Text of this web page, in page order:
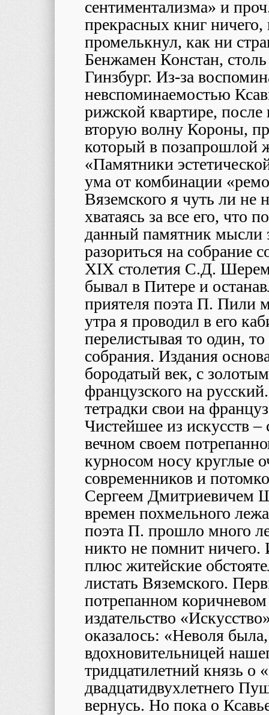
сентиментализма» и
прекрасных книг
промелькнул, как ни
Бенжамен Констан,
Гинзбург. Из-за
невспоминаемостью
рижской квартире,
вторую волну Короны,
который в позапрошлой
«Памятники
ума от комбинации
Вяземского я чуть ли не
хватаясь за все его, что
данный памятник мысли
разориться на собрание
XIX столетия С.Д.
бывал в Питере и
приятеля поэта П. Пили
утра я проводил в его
перелистывая то один,
собрания. Издания
бородатый век, с
французского на
тетрадки свои на
Чистейшее из искусств
вечном своем
курносом носу круглые
современников и
Сергеем Дмитриевичем
времен похмельного
поэта П. прошло много
никто не помнит ничего.
плюс житейские
листать Вяземского.
потрепанном
издательство
оказалось: «Неволя
вдохновительницей
тридцатилетний князь о
двадцатидвухлетнего
вернусь. Но пока о